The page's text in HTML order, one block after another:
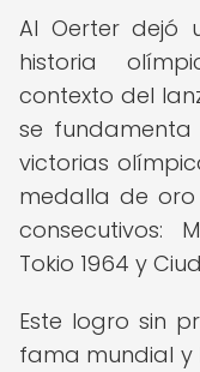
Al Oerter dejó
historia
contexto del
se
victorias
medalla de oro
consecutivos:
Tokio 1964 y
Este logro sin
fama mundial y